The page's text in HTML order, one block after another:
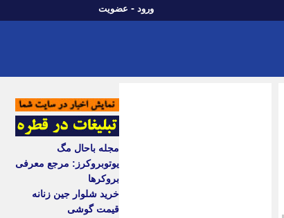
ورود - عضویت
مجله باحال مگ
یوتوبروکرز: مرجع معرفی
بروکرها
خرید شلوار جین زنانه
قیمت گوشی